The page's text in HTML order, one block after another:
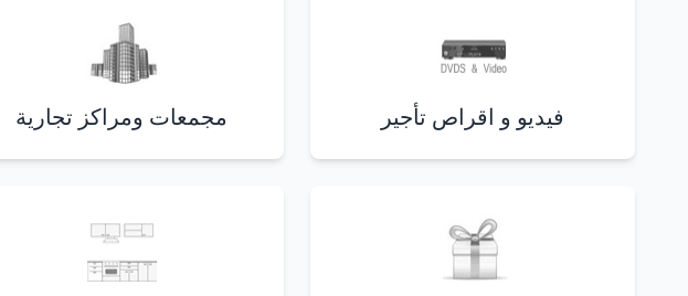
فيديو و اقراص تأجير مجمعات ومراكز تجارية